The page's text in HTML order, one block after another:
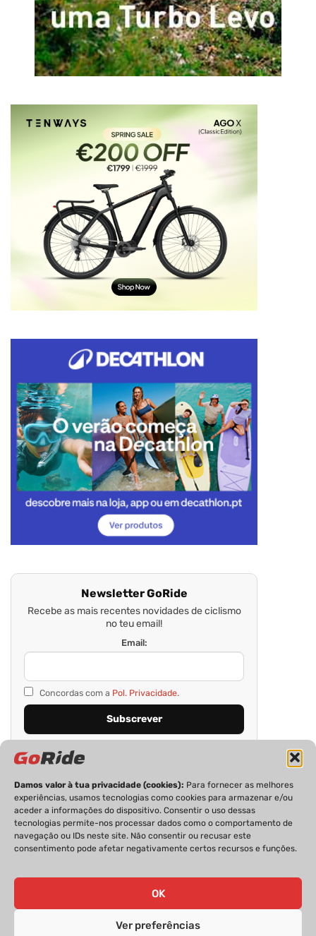
Damos valor à tua privacidade (cookies): Para fornecer as melhores
experiências, usamos tecnologias como cookies para armazenar e/ou
aceder a informações do dispositivo. Consentir o uso dessas
tecnologias permite-nos processar dados como o comportamento de
navegação ou IDs neste site. Não consentir ou recusar este
consentimento pode afetar negativamente certos recursos e funções.
OK
Ver preferências
Newsletter GoRide
Recebe as mais recentes novidades de ciclismo
no teu email!
Email:
Concordas com a Pol. Privacidade.
PRIVACIDADE FICHA TÉCNICA
ESTATUTO EDITORIAL